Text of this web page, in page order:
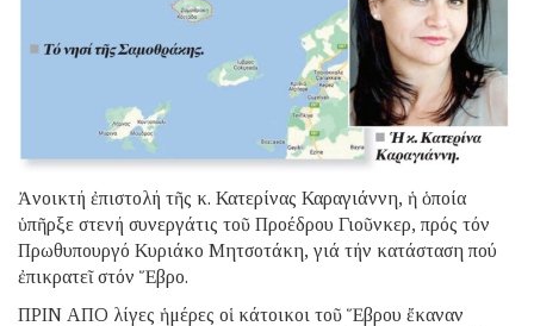
Ἀνοικτή ἐπιστολή τῆς κ. Κατερίνας Καραγιάννη, ἡ ὁποία
ὑπῆρξε στενή συνεργάτις τοῦ Προέδρου Γιοῦνκερ, πρός τόν
Πρωθυπουργό Κυριάκο Μητσοτάκη, γιά τήν κατάσταση πού
ἐπικρατεῖ στόν Ἕβρο.
ΠΡΙΝ ΑΠΟ λίγες ἡμέρες οἱ κάτοικοι τοῦ Ἕβρου ἔκαναν